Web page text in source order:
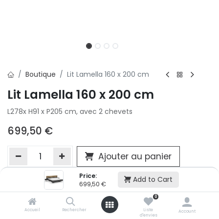
Price:
699,50 € Add to Cart
Accueil Rechercher
0
Liste
d'envies
Account
Boutique Lit Lamella 160 x 200 cm
Lit Lamella 160 x 200 cm
L278x H91 x P205 cm, avec 2 chevets
699,50 €
Ajouter au panier
Ajouter à la liste d'envie
Si vous ne pouvez pas ajouter cet article dans votre panier
victime de son succès et momentanément indisponible.